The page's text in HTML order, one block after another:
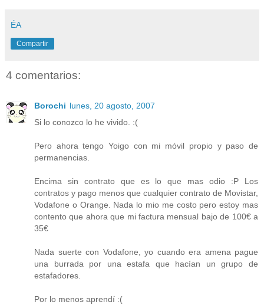
ÉA
Compartir
4 comentarios:
Borochi lunes, 20 agosto, 2007
Si lo conozco lo he vivido. :(
Pero ahora tengo Yoigo con mi móvil propio y paso de
permanencias.
Encima sin contrato que es lo que mas odio :P Los
contratos y pago menos que cualquier contrato de Movistar,
Vodafone o Orange. Nada lo mio me costo pero estoy mas
contento que ahora que mi factura mensual bajo de 100€ a
35€
Nada suerte con Vodafone, yo cuando era amena pague
una burrada por una estafa que hacían un grupo de
estafadores.
Por lo menos aprendí :(